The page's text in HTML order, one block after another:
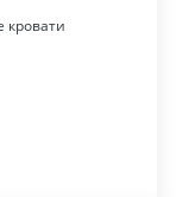
кровати